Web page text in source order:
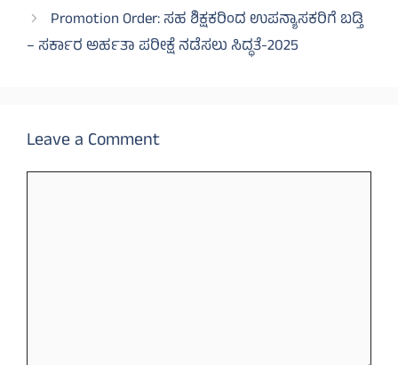
Promotion Order: ಸಹ ಶಿಕ್ಷಕರಿಂದ ಉಪನ್ಯಾಸಕರಿಗೆ ಬಡ್ತಿ
– ಸರ್ಕಾರ ಅರ್ಹತಾ ಪರೀಕ್ಷೆ ನಡೆಸಲು ಸಿದ್ಧತೆ-2025
Leave a Comment